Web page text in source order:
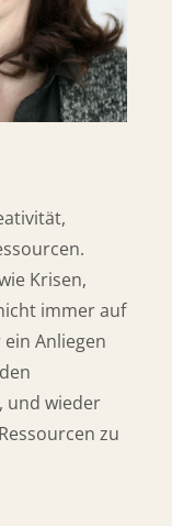
Krisen,
immer auf
Anliegen
und wieder
zu